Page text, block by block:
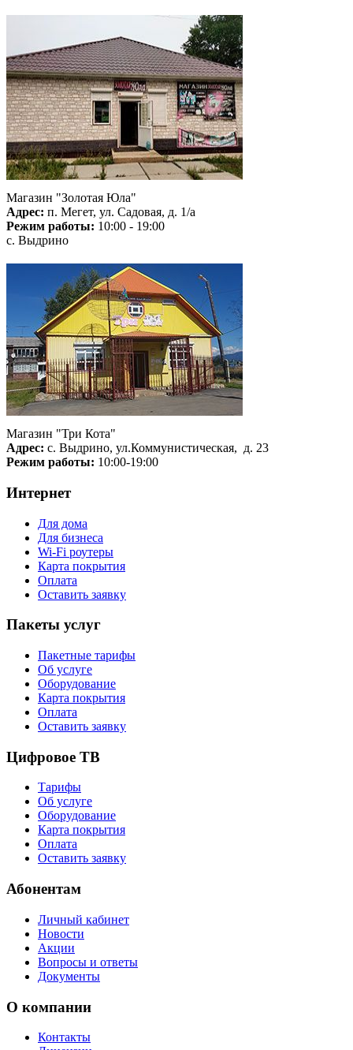
Магазин "Золотая Юла"
Адрес: п. Мегет, ул. Садовая, д. 1/а
Режим работы: 10:00 - 19:00
с. Выдрино
Магазин "Три Кота"
Адрес: с. Выдрино, ул.Коммунистическая, д. 23
Режим работы: 10:00-19:00
Интернет
Для дома
Для бизнеса
Wi-Fi роутеры
Карта покрытия
Оплата
Оставить заявку
Пакеты услуг
Пакетные тарифы
Об услуге
Оборудование
Карта покрытия
Оплата
Оставить заявку
Цифровое ТВ
Тарифы
Об услуге
Оборудование
Карта покрытия
Оплата
Оставить заявку
Абонентам
Личный кабинет
Новости
Акции
Вопросы и ответы
Документы
О компании
Контакты